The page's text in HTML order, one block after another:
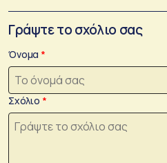
Γράψτε το σχόλιο σας
Όνομα
Σχόλιο